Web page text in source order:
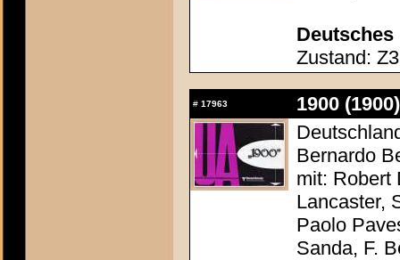
Deutsches
Zustand:
# 17963
1900 (1900)
Bernardo
mit: Robert
Lancaster,
Paolo
Sanda, F.